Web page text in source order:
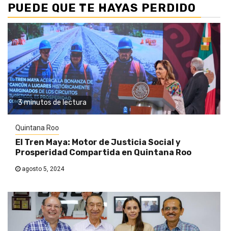
PUEDE QUE TE HAYAS PERDIDO
3 minutos de lectura
Quintana Roo
El Tren Maya: Motor de Justicia Social y
Prosperidad Compartida en Quintana Roo
agosto 5, 2024